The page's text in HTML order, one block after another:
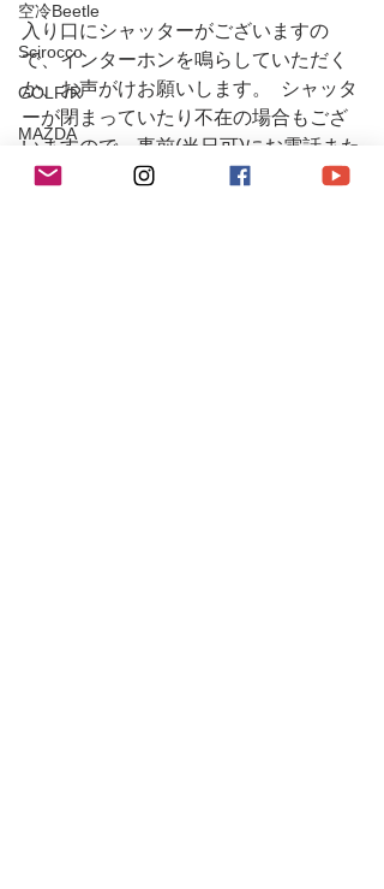
空冷Beetle
Scirocco
GOLF/R
MAZDA
ROADSTER
入り口にシャッターがございますの
で、インターホンを鳴らしていただく
か、お声がけお願いします。  シャッタ
ーが閉まっていたり不在の場合もござ
いますので、事前(当日可)にお電話また
はメールにてご連絡下さるとスムーズ